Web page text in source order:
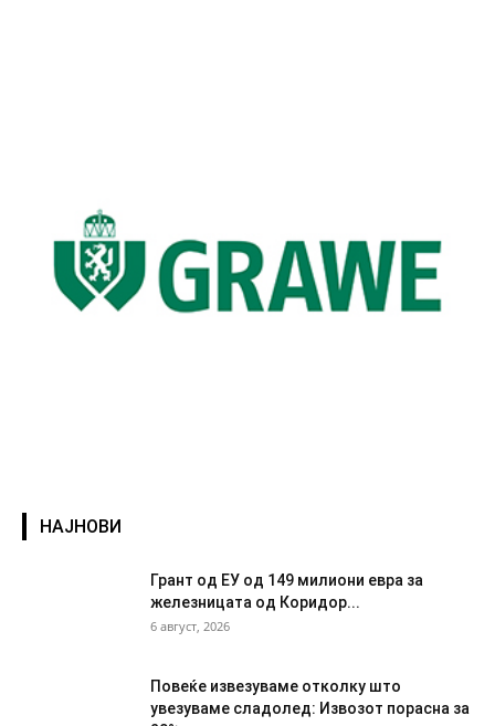
НАЈНОВИ
Грант од ЕУ од 149 милиони евра за
железницата од Коридор...
6 август, 2026
Повеќе извезуваме отколку што
увезуваме сладолед: Извозот порасна за